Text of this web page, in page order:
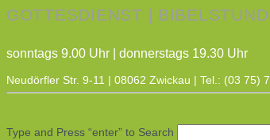
GOTTESDIENST |
sonntags 9.00 Uhr | donnerstags 19.30 Uhr
Neudörfler Str. 9-11 | 08062 Zwickau | Tel.: (03 75)
Type and Press “enter” to Search